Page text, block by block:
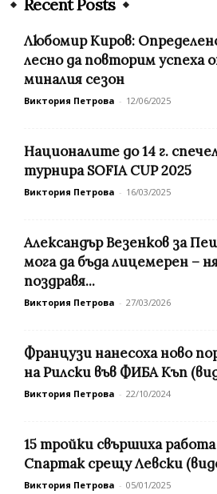
Recent Posts
Любомир Киров:
лесно да повторим успеха
миналия сезон
Виктория Петрова - 12/06/2025
Националите до 14 г.
турнира SOFIA CUP 2025
Виктория Петрова - 16/03/2025
Александър Везенков за
мога да бъда лицемерен –
поздравя...
Виктория Петрова - 27/03/2026
Французи нанесоха ново
на Рилски във ФИБА Къп
Виктория Петрова - 22/10/2024
15 тройки свършиха
Спартак срещу Левски
Виктория Петрова - 05/01/2025